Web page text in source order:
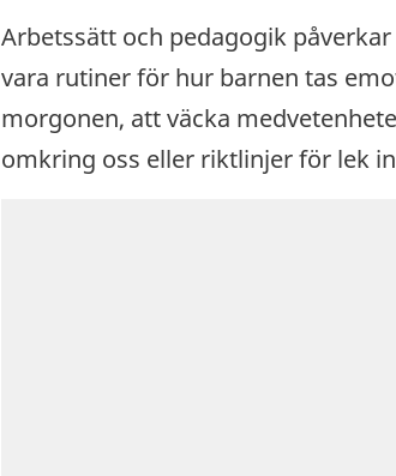
Arbetssätt och pedagogik
vara rutiner för hur barnen tas
morgonen, att väcka
omkring oss eller riktlinjer för lek